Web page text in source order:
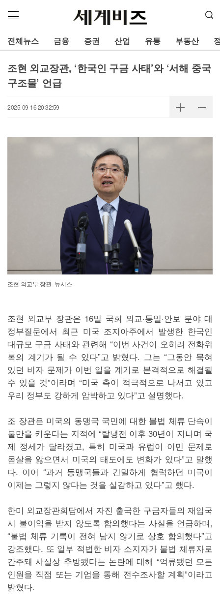
메
열
기
전체뉴스 금융 증권 산업 유통 부동산
조현 외교장관, ‘한국인 구금 사태’와 ‘서해 중국
구조물’ 언급
2025-09-16 20:32:59
조현 외교부 장관. 뉴시스
조현 외교부 장관은 16일 국회 외교·통일·안보 분야 대
정부질문에서 최근 미국 조지아주에서 발생한 한국인
대규모 구금 사태와 관련해 “이번 사건이 오히려 전화위
복의 계기가 될 수 있다”고 밝혔다. 그는 “그동안 묵혀
있던 비자 문제가 이번 일을 계기로 본격적으로 해결될
수 있을 것”이라며 “미국 측이 적극적으로 나서고 있고
우리 정부도 강하게 압박하고 있다”고 설명했다.
조 장관은 미국의 동맹국 국민에 대한 불법 체류 단속이
불만을 키운다는 지적에 “탈냉전 이후 30년이 지나며 국
제 정세가 달라졌고, 특히 미국과 유럽이 이민 문제로
몸살을 앓으면서 미국의 태도에도 변화가 있다”고 말했
다. 이어 “과거 동맹국들과 긴밀하게 협력하던 미국이
이제는 그렇지 않다는 것을 실감하고 있다”고 했다.
한미 외교장관회담에서 자진 출국한 구금자들의 재입국
시 불이익을 받지 않도록 합의했다는 사실을 언급하며,
“불법 체류 기록이 전혀 남지 않기로 상호 합의했다”고
강조했다. 또 일부 적법한 비자 소지자가 불법 체류자로
간주돼 사실상 추방됐다는 논란에 대해 “억류됐던 모든
인원을 직접 또는 기업을 통해 전수조사할 계획”이라고
밝혔다.